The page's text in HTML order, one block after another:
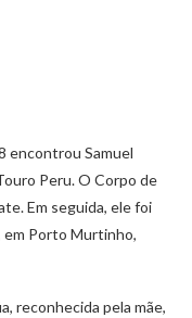
encontrou Samuel
Peru. O Corpo de
Em seguida, ele foi
em Porto Murtinho,
reconhecida pela mãe,